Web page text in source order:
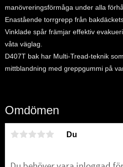
manövreringsförmåga under alla
Enastående torrgrepp från
Vinklade spår främjar effektiv
våta väglag.
D407T bak har Multi-Tread-teknik
mittblandning med greppgummi på
Omdömen
Du